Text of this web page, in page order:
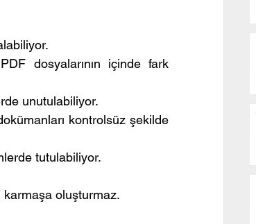
dosyalarının içinde fark
unutulabiliyor.
kontrolsüz şekilde
tutulabiliyor.
oluşturmaz.